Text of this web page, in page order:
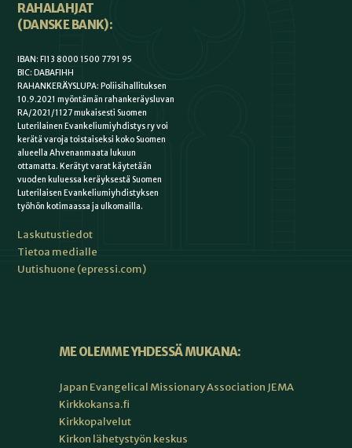
RAHALAHJAT
(DANSKE BANK):
IBAN: FI13 8000 1500 7791 95
BIC: DABAFIHH
RAHANKERÄYSLUPA: Poliisihallituksen
10.9.2021 myöntämän rahankeräysluvan
RA/2021/1127 mukaisesti Suomen
Luterilainen Evankeliumiyhdistys ry voi
kerätä varoja toistaiseksi koko Suomen
alueella Ahvenanmaata lukuun
ottamatta. Kerätyt varat käytetään
vuoden kuluessa keräyksestä Suomen
Luterilaisen Evankeliumiyhdistyksen
työhön kotimaassa ja ulkomailla.
Laskutustiedot
Tietoa medialle
Uutishuone (epressi.com)
ME OLEMME YHDESSÄ MUKANA:
Japan Evangelical Missionary Association JEMA
Kirkkokansa.fi
Kirkkopalvelut
Kirkon lähetystyön keskus